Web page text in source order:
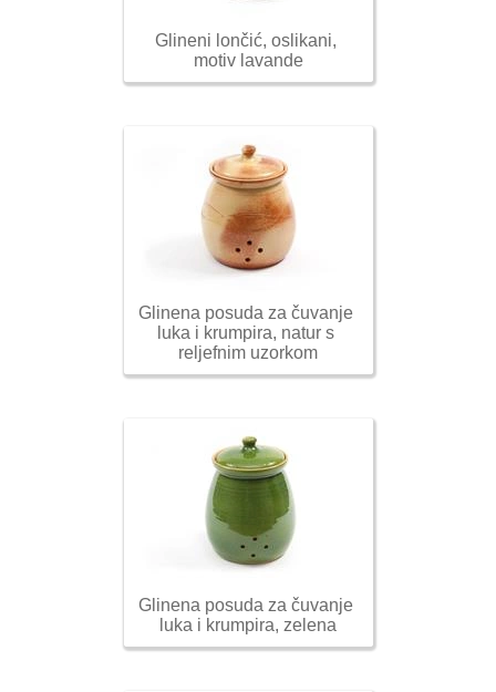
Glineni lončić, oslikani,
motiv lavande
Glinena posuda za čuvanje
luka i krumpira, natur s
reljefnim uzorkom
Glinena posuda za čuvanje
luka i krumpira, zelena